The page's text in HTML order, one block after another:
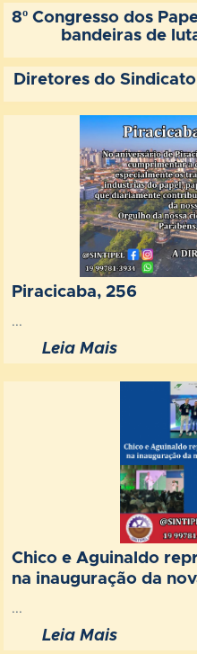
8º Congresso dos
bandeiras de
Diretores do
Piracicaba, 256
...
Leia Mais
Chico e Aguinaldo
na inauguração da
...
Leia Mais